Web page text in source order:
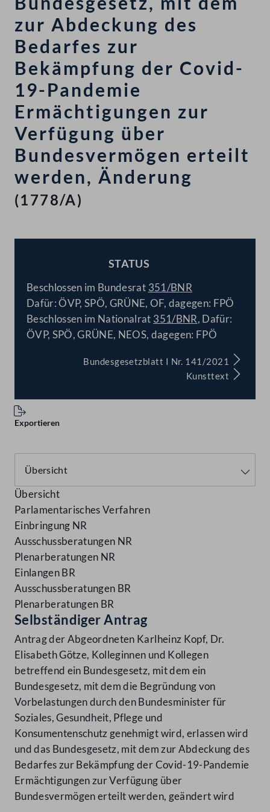
zur Abdeckung des
Bedarfes zur
Bekämpfung der Covid-
19-Pandemie
Ermächtigungen zur
Verfügung über
Bundesvermögen erteilt
werden, Änderung
(1778/A)
STATUS
Beschlossen im Bundesrat 351/BNR
Dafür: ÖVP, SPÖ, GRÜNE, OF, dagegen: FPÖ
Beschlossen im Nationalrat 351/BNR, Dafür:
ÖVP, SPÖ, GRÜNE, NEOS, dagegen: FPÖ
Bundesgesetzblatt I Nr. 141/2021
Kunsttext
Exportieren
Übersicht
Parlamentarisches Verfahren
Einbringung NR
Ausschussberatungen NR
Plenarberatungen NR
Einlangen BR
Ausschussberatungen BR
Plenarberatungen BR
Selbständiger Antrag
Antrag der Abgeordneten Karlheinz Kopf, Dr.
Elisabeth Götze, Kolleginnen und Kollegen
betreffend ein Bundesgesetz, mit dem ein
Bundesgesetz, mit dem die Begründung von
Vorbelastungen durch den Bundesminister für
Soziales, Gesundheit, Pflege und
Konsumentenschutz genehmigt wird, erlassen wird
und das Bundesgesetz, mit dem zur Abdeckung des
Bedarfes zur Bekämpfung der Covid-19-Pandemie
Ermächtigungen zur Verfügung über
Bundesvermögen erteilt werden, geändert wird